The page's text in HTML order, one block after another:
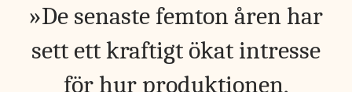
De senaste femton åren har
sett ett kraftigt ökat intresse
för hur produktionen,